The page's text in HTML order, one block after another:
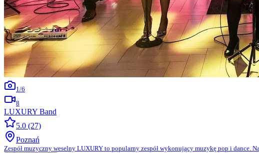
1 /6
8
LUXURY Band
5.0 (27)
Poznań
Zespół muzyczny weselny LUXURY to popularny zespół wykonujący muzykę pop i dance.